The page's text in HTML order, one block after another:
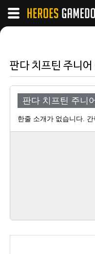
판다 치프틴 주니어
판다 치프틴 주니
한줄 소개가 없습니다.